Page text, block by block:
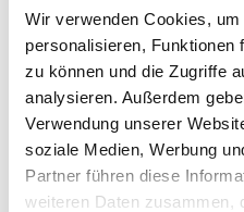
Wir verwenden Cookies,
personalisieren, Funktionen
zu können und die Zugriffe
analysieren. Außerdem
Verwendung unserer
soziale Medien, Werbung
Partner führen diese
weiteren Daten zusammen,
Breite in centimeter
Gebinde